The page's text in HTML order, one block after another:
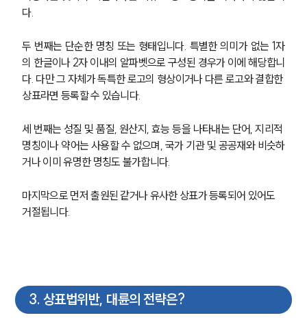
다.
두 번째는 단순한 명칭 또는 형태입니다. 특별한 의미가 없는 1자
의 한글이나 2자 이내의 알파벳으로 구성된 경우가 이에 해당합니
다. 다만 그 자체가 독특한 로고의 형상이거나 다른 로고와 결합한
상표라면 등록할 수 있습니다.
세 번째는 성질 및 품질, 원산지, 효능 등을 나타내는 단어, 지리적
명칭이나 약어는 사용할 수 없으며, 국가 기관 및 공공재와 비슷하
거나 이미 유명한 명칭도 불가합니다.
마지막으로 먼저 출원된 같거나 유사한 상표가 등록되어 있어도
거절됩니다.
3. 상표법위반, 대륜의 전략은?